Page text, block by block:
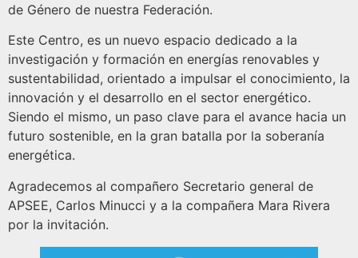
de Género de nuestra Federación.
Este Centro, es un nuevo espacio dedicado a la
investigación y formación en energías renovables y
sustentabilidad, orientado a impulsar el conocimiento, la
innovación y el desarrollo en el sector energético.
Siendo el mismo, un paso clave para el avance hacia un
futuro sostenible, en la gran batalla por la soberanía
energética.
Agradecemos al compañero Secretario general de
APSEE, Carlos Minucci y a la compañera Mara Rivera
por la invitación.